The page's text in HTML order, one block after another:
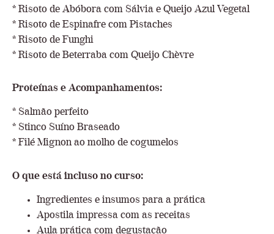
* Risoto de Abóbora com Sálvia e Queijo Azul Vegetal
* Risoto de Espinafre com Pistaches
* Risoto de Funghi
* Risoto de Beterraba com Queijo Chèvre
Proteínas e Acompanhamentos:
* Salmão perfeito
* ⁠Stinco Suíno Braseado
* ⁠Filé Mignon ao molho de cogumelos
O que está incluso no curso:
Ingredientes e insumos para a prática
Apostila impressa com as receitas
Aula prática com degustação